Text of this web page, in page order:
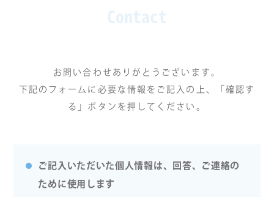
お問い合わせありがとうございます。
下記のフォームに必要な情報をご記入の上、「確認す
る」ボタンを押してください。
ご記入いただいた個人情報は、回答、ご連絡の
ために使用します